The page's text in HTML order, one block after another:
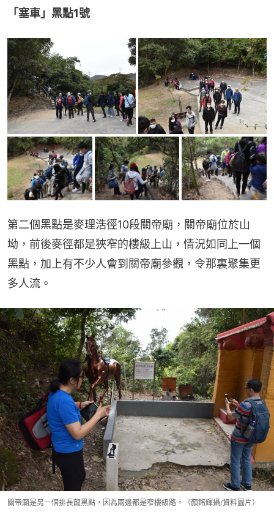
「塞車」黑點1號
第二個黑點是麥理浩徑10段關帝廟，關帝廟位於山
坳，前後麥徑都是狹窄的樓級上山，情況如同上一個
黑點，加上有不少人會到關帝廟參觀，令那裏聚集更
多人流。
關帝廟是另一個排長龍黑點，因為兩邊都是窄樓級路。（顏銘輝攝/資料圖片）